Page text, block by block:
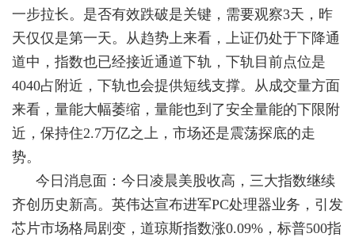
一步拉长。是否有效跌破是关键，需要观察3天，昨
天仅仅是第一天。从趋势上来看，上证仍处于下降通
道中，指数也已经接近通道下轨，下轨目前点位是
4040占附近，下轨也会提供短线支撑。从成交量方面
来看，量能大幅萎缩，量能也到了安全量能的下限附
近，保持住2.7万亿之上，市场还是震荡探底的走
势。
今日消息面：今日凌晨美股收高，三大指数继续
齐创历史新高。英伟达宣布进军PC处理器业务，引发
芯片市场格局剧变，道琼斯指数涨0.09%，标普500指